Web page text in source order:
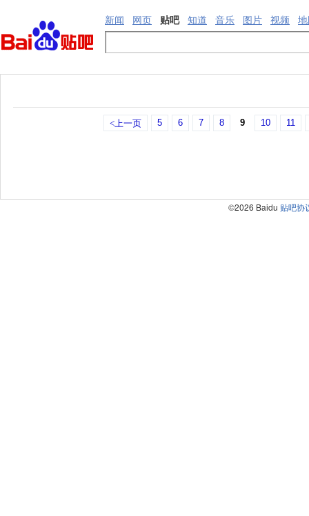
新闻 网页 贴吧 知道 音乐 图片 视频
<上一页 5 6 7 8 9 10 11
©2026 Baidu 贴吧协